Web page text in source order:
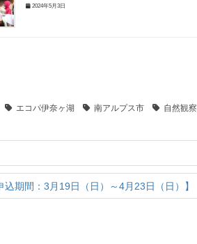
2024年5月3日
エコパ伊奈ヶ湖 南アルプス市 自然観察
期間：3月19日（日）～4月23日（日）】